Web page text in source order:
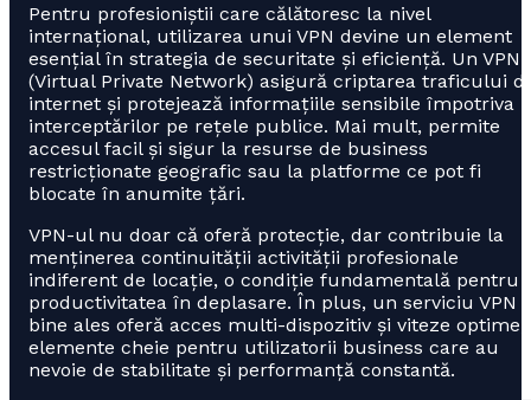
Pentru profesioniștii care călătoresc la nivel
internațional, utilizarea unui VPN devine un element
esențial în strategia de securitate și eficiență. Un VPN
(Virtual Private Network) asigură criptarea traficului
internet și protejează informațiile sensibile împotriva
interceptărilor pe rețele publice. Mai mult, permite
accesul facil și sigur la resurse de business
restricționate geografic sau la platforme ce pot fi
blocate în anumite țări.
VPN-ul nu doar că oferă protecție, dar contribuie la
menținerea continuității activității profesionale
indiferent de locație, o condiție fundamentală pentru
productivitatea în deplasare. În plus, un serviciu VPN
bine ales oferă acces multi-dispozitiv și viteze optime,
elemente cheie pentru utilizatorii business care au
nevoie de stabilitate și performanță constantă.